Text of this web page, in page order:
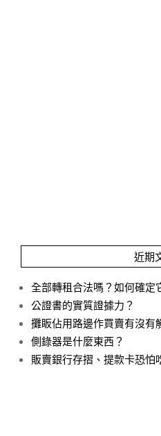
近期
全部轉租合法嗎？如何確定
公證書的實質證據力？
攤眅佔用路邊作買賣有沒有
側錄器是什麼東西？
販賣銀行存摺、提款卡恐怕